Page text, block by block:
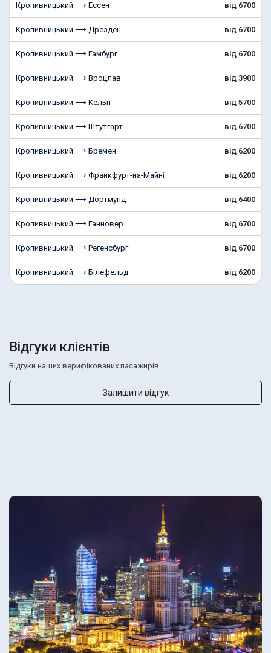
Кропивницький ⟶ Ессен від 6700
Кропивницький ⟶ Дрезден від 6700
Кропивницький ⟶ Гамбург від 6700
Кропивницький ⟶ Вроцлав від 3900
Кропивницький ⟶ Кельн від 5700
Кропивницький ⟶ Штутгарт від 6700
Кропивницький ⟶ Бремен від 6200
Кропивницький ⟶ Франкфурт-на-Майні від 6200
Кропивницький ⟶ Дортмунд від 6400
Кропивницький ⟶ Ганновер від 6700
Кропивницький ⟶ Регенсбург від 6700
Кропивницький ⟶ Білефельд від 6200
Відгуки клієнтів
Відгуки наших верифікованих пасажирів
Залишити відгук